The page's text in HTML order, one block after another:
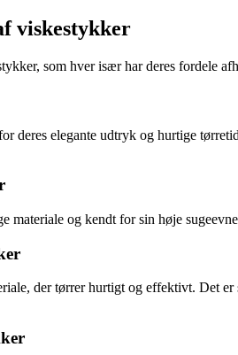
viskestykker
som hver især har deres fordele
deres elegante udtryk og hurtige
materiale og kendt for sin høje
der tørrer hurtigt og effektivt. Det